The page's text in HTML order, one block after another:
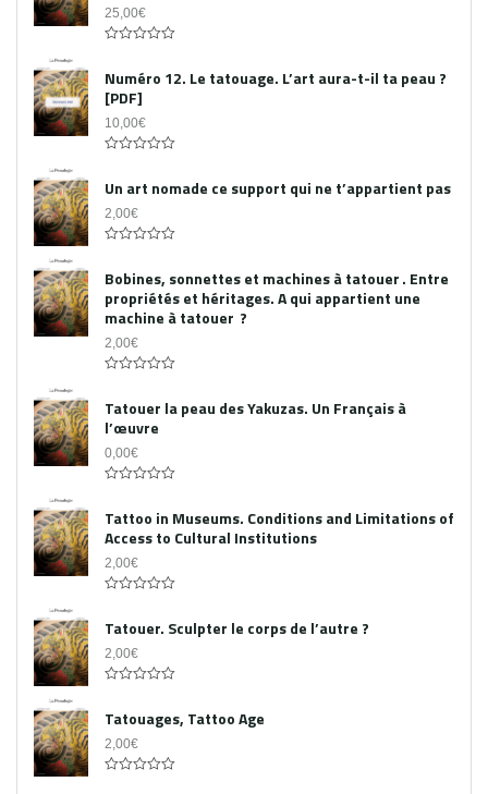
25,00€
out
of
5
Numéro 12. Le tatouage. L’art aura-t-il ta peau ?
[PDF]
10,00€
out
of
5
Un art nomade ce support qui ne t’appartient pas
2,00€
out
of
5
Bobines, sonnettes et machines à tatouer . Entre
propriétés et héritages. A qui appartient une
machine à tatouer ?
2,00€
out
of
5
Tatouer la peau des Yakuzas. Un Français à
l’œuvre
0,00€
out
of
5
Tattoo in Museums. Conditions and Limitations of
Access to Cultural Institutions
2,00€
out
of
5
Tatouer. Sculpter le corps de l’autre ?
2,00€
out
of
5
Tatouages, Tattoo Age
2,00€